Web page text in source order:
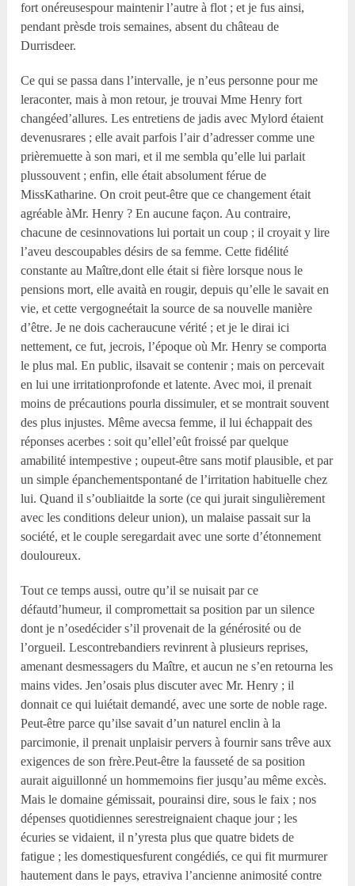
fort onéreusespour maintenir l’autre à flot ; et je fus ainsi,
pendant prèsde trois semaines, absent du château de
Durrisdeer.
Ce qui se passa dans l’intervalle, je n’eus personne pour me
leraconter, mais à mon retour, je trouvai Mme Henry fort
changéed’allures. Les entretiens de jadis avec Mylord étaient
devenusrares ; elle avait parfois l’air d’adresser comme une
prièremuette à son mari, et il me sembla qu’elle lui parlait
plussouvent ; enfin, elle était absolument férue de
MissKatharine. On croit peut-être que ce changement était
agréable àMr. Henry ? En aucune façon. Au contraire,
chacune de cesinnovations lui portait un coup ; il croyait y lire
l’aveu descoupables désirs de sa femme. Cette fidélité
constante au Maître,dont elle était si fière lorsque nous le
pensions mort, elle avaità en rougir, depuis qu’elle le savait en
vie, et cette vergogneétait la source de sa nouvelle manière
d’être. Je ne dois cacheraucune vérité ; et je le dirai ici
nettement, ce fut, jecrois, l’époque où Mr. Henry se comporta
le plus mal. En public, ilsavait se contenir ; mais on percevait
en lui une irritationprofonde et latente. Avec moi, il prenait
moins de précautions pourla dissimuler, et se montrait souvent
des plus injustes. Même avecsa femme, il lui échappait des
réponses acerbes : soit qu’ellel’eût froissé par quelque
amabilité intempestive ; oupeut-être sans motif plausible, et par
un simple épanchementspontané de l’irritation habituelle chez
lui. Quand il s’oubliaitde la sorte (ce qui jurait singulièrement
avec les conditions deleur union), un malaise passait sur la
société, et le couple seregardait avec une sorte d’étonnement
douloureux.
Tout ce temps aussi, outre qu’il se nuisait par ce
défautd’humeur, il compromettait sa position par un silence
dont je n’osedécider s’il provenait de la générosité ou de
l’orgueil. Lescontrebandiers revinrent à plusieurs reprises,
amenant desmessagers du Maître, et aucun ne s’en retourna les
mains vides. Jen’osais plus discuter avec Mr. Henry ; il
donnait ce qui luiétait demandé, avec une sorte de noble rage.
Peut-être parce qu’ilse savait d’un naturel enclin à la
parcimonie, il prenait unplaisir pervers à fournir sans trêve aux
exigences de son frère.Peut-être la fausseté de sa position
aurait aiguillonné un hommemoins fier jusqu’au même excès.
Mais le domaine gémissait, pourainsi dire, sous le faix ; nos
dépenses quotidiennes serestreignaient chaque jour ; les
écuries se vidaient, il n’yresta plus que quatre bidets de
fatigue ; les domestiquesfurent congédiés, ce qui fit murmurer
hautement dans le pays, etraviva l’ancienne animosité contre